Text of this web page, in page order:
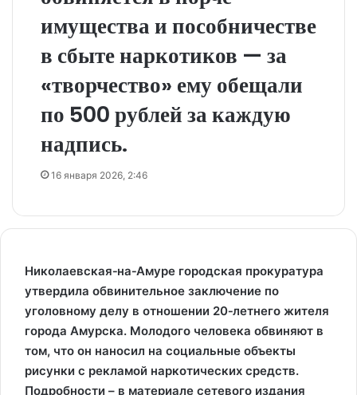
имущества и пособничестве
в сбыте наркотиков — за
«творчество» ему обещали
по 500 рублей за каждую
надпись.
16 января 2026, 2:46
Николаевская‑на‑Амуре городская прокуратура
утвердила обвинительное заключение по
уголовному делу в отношении 20‑летнего жителя
города Амурска. Молодого человека обвиняют в
том, что он наносил на социальные объекты
рисунки с рекламой наркотических средств.
Подробности – в материале сетевого издания